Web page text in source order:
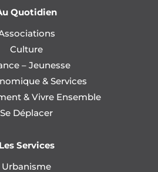
Quotidien
Culture
– Jeunesse
& Services
& Vivre Ensemble
Se Déplacer
Les Services
Urbanisme